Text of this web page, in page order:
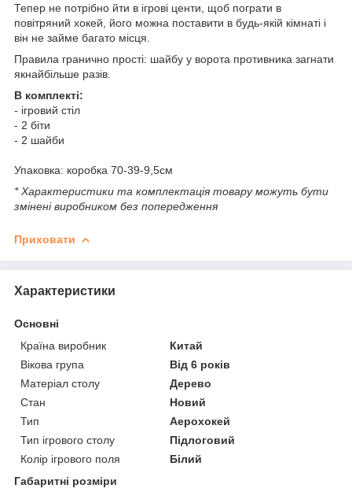
Тепер не потрібно йти в ігрові центи, щоб пограти в
повітряний хокей, його можна поставити в будь-якій кімнаті і
він не займе багато місця.
Правила гранично прості: шайбу у ворота противника загнати
якнайбільше разів.
В комплекті:
- ігровий стіл
- 2 біти
- 2 шайби
Упаковка: коробка 70-39-9,5см
* Характеристики та комплектація товару можуть бути
змінені виробником без попередження
Приховати
Характеристики
Основні
Країна виробник
Китай
Вікова група
Від 6 років
Матеріал столу
Дерево
Стан
Новий
Тип
Аерохокей
Тип ігрового столу
Підлоговий
Колір ігрового поля
Білий
Габаритні розміри